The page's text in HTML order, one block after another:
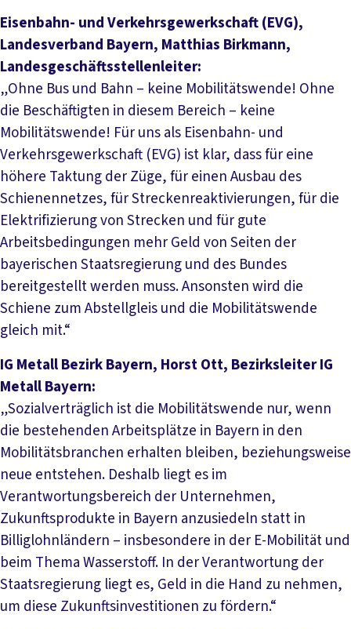
Eisenbahn- und Verkehrsgewerkschaft (EVG),
Landesverband Bayern, Matthias Birkmann,
Landesgeschäftsstellenleiter:
„Ohne Bus und Bahn – keine Mobilitätswende! Ohne
die Beschäftigten in diesem Bereich – keine
Mobilitätswende! Für uns als Eisenbahn- und
Verkehrsgewerkschaft (EVG) ist klar, dass für eine
höhere Taktung der Züge, für einen Ausbau des
Schienennetzes, für Streckenreaktivierungen, für die
Elektrifizierung von Strecken und für gute
Arbeitsbedingungen mehr Geld von Seiten der
bayerischen Staatsregierung und des Bundes
bereitgestellt werden muss. Ansonsten wird die
Schiene zum Abstellgleis und die Mobilitätswende
gleich mit.“
IG Metall Bezirk Bayern, Horst Ott, Bezirksleiter IG
Metall Bayern:
„Sozialverträglich ist die Mobilitätswende nur, wenn
die bestehenden Arbeitsplätze in Bayern in den
Mobilitätsbranchen erhalten bleiben, beziehungsweise
neue entstehen. Deshalb liegt es im
Verantwortungsbereich der Unternehmen,
Zukunftsprodukte in Bayern anzusiedeln statt in
Billiglohnländern – insbesondere in der E-Mobilität und
beim Thema Wasserstoff. In der Verantwortung der
Staatsregierung liegt es, Geld in die Hand zu nehmen,
um diese Zukunftsinvestitionen zu fördern.“